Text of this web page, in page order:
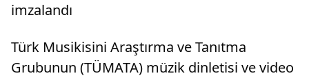
imzalandı
Türk Musikisini Araştırma ve Tanıtma
Grubunun (TÜMATA) müzik dinletisi ve video